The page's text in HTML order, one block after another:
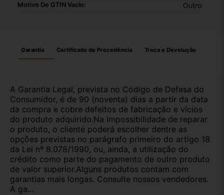
Motivo De GTIN Vacío: Outro
Garantia Certificado de Procedência Troca e Devolução
A Garantia Legal, prevista no Código de Defesa do
Consumidor, é de 90 (noventa) dias a partir da data
da compra e cobre defeitos de fabricação e vícios
do produto adquirido.Na impossibilidade de reparar
o produto, o cliente poderá escolher dentre as
opções previstas no parágrafo primeiro do artigo 18
da Lei nº 8.078/1990, ou, ainda, a utilização do
crédito como parte do pagamento de outro produto
de valor superior.Alguns produtos contam com
garantias mais longas. Consulte nossos vendedores.
A ga...